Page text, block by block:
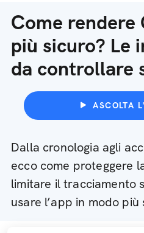
Come rendere
più sicuro? Le
da controllare
ASCOLTA
Dalla cronologia agli
ecco come proteggere
limitare il tracciamento
usare l’app in modo più